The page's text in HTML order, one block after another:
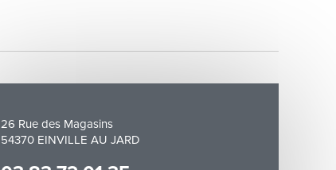
26 Rue des Magasins
54370 EINVILLE AU JARD